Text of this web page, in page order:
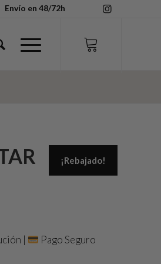
Envío en 48/72h
¡Rebajado!
| Pago Seguro